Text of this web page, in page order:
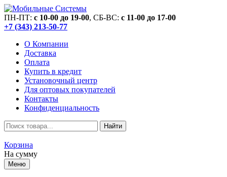
ПН-ПТ: c 10-00 до 19-00, СБ-ВС: c 11-00 до 17-00
+7 (343) 213-50-77
О Компании
Доставка
Оплата
Купить в кредит
Установочный центр
Для оптовых покупателей
Контакты
Конфиденциальность
Найти
Корзина
На сумму
Меню